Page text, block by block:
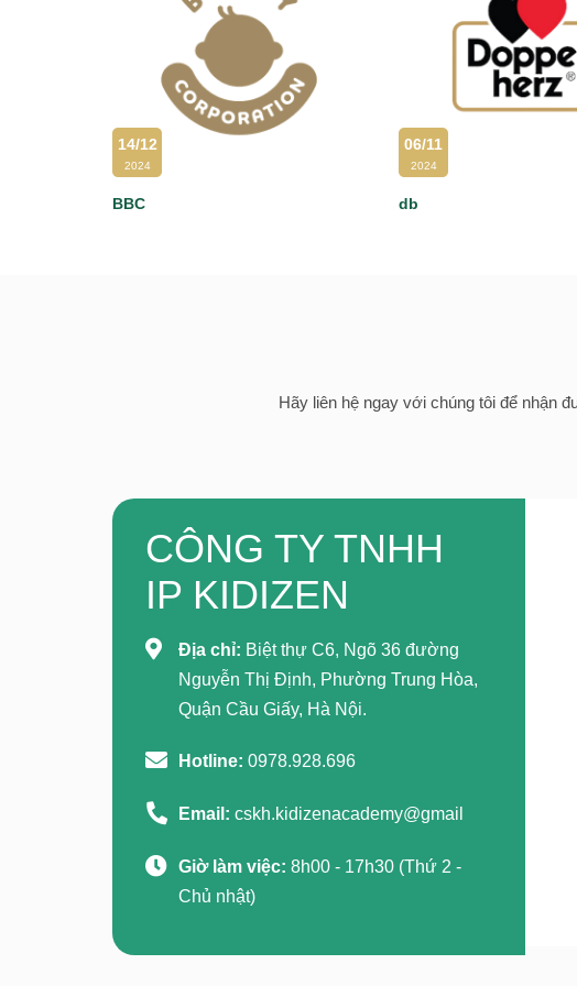
14/12
2024
BBC
06/11
2024
db
Hãy liên hệ ngay với chúng tôi để nhận
CÔNG TY TNHH
IP KIDIZEN
Địa chỉ: Biệt thự C6, Ngõ 36 đường
Nguyễn Thị Định, Phường Trung Hòa,
Quận Cầu Giấy, Hà Nội.
Hotline: 0978.928.696
Email: cskh.kidizenacademy@gmail
Giờ làm việc: 8h00 - 17h30 (Thứ 2 -
Chủ nhật)